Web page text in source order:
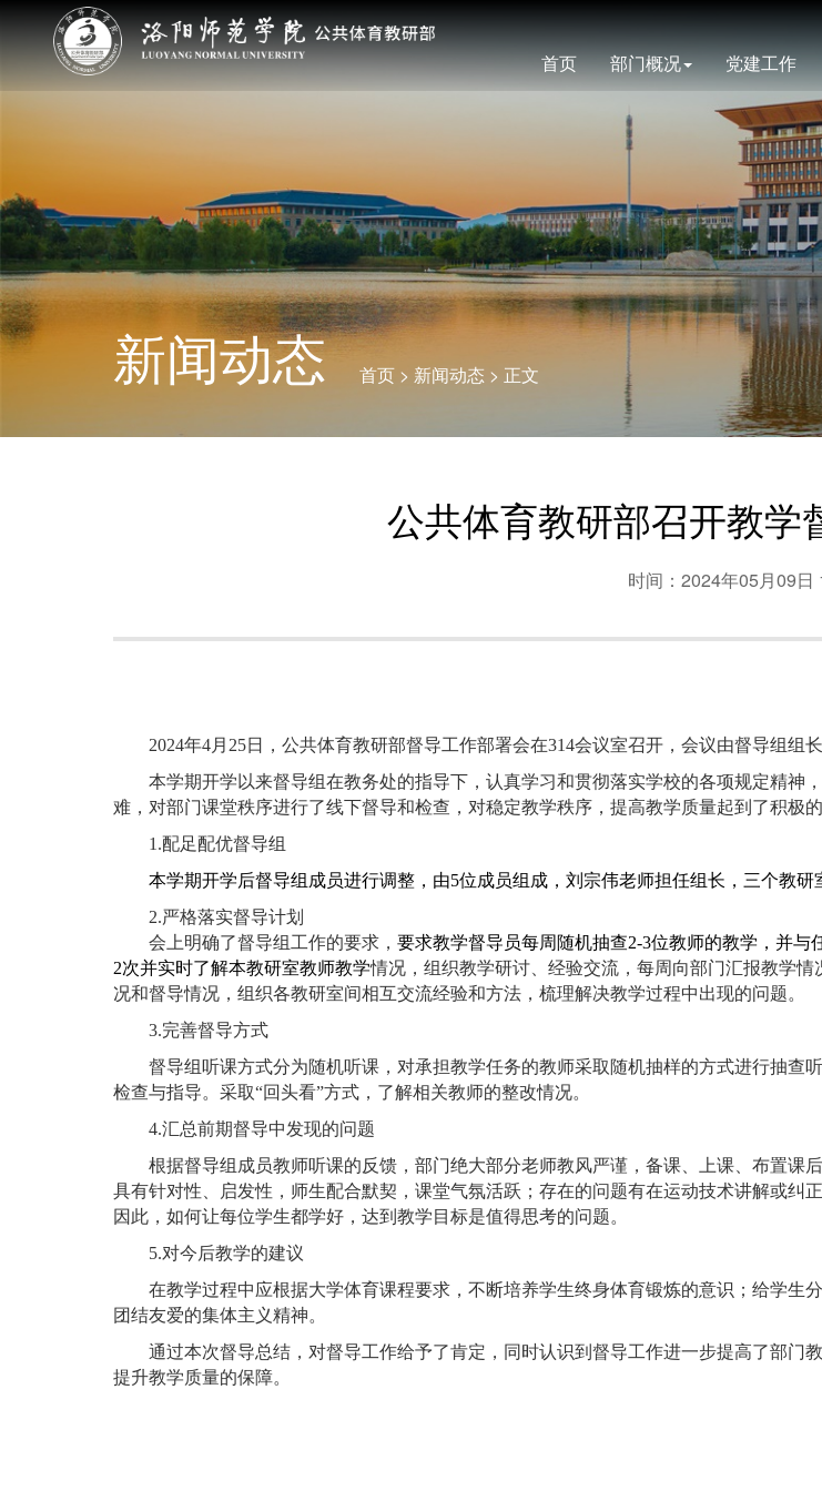
首页 部门概况 党建工作
新闻动态 首页 > 新闻动态 > 正文
公共体育教研部召开教学
时间：2024年05月09日
2024年4月25日，公共体育教研部督导工作部署会在314会议室召开，会议由督导组组
本学期开学以来督导组在教务处的指导下，认真学习和贯彻落实学校的各项规定精神
难，对部门课堂秩序进行了线下督导和检查，对稳定教学秩序，提高教学质量起到了积极
1.配足配优督导组
本学期开学后督导组成员进行调整，由5位成员组成，刘宗伟老师担任组长，三个教研
2.严格落实督导计划
会上明确了督导组工作的要求， 要求教学督导员每周随机抽查2-3位教师的教学，并与
2次并实时了解本教研室教师教学情况，组织教学研讨、经验交流，每周向部门汇报教学
况和督导情况，组织各教研室间相互交流经验和方法，梳理解决教学过程中出现的问题。
3.完善督导方式
督导组听课方式分为随机听课，对承担教学任务的教师采取随机抽样的方式进行抽查
检查与指导。采取“回头看”方式，了解相关教师的整改情况。
4.汇总前期督导中发现的问题
根据督导组成员教师听课的反馈，部门绝大部分老师教风严谨，备课、上课、布置课
具有针对性、启发性，师生配合默契，课堂气氛活跃；存在的问题有在运动技术讲解或纠
因此，如何让每位学生都学好，达到教学目标是值得思考的问题。
5.对今后教学的建议
在教学过程中应根据大学体育课程要求，不断培养学生终身体育锻炼的意识；给学生
团结友爱的集体主义精神。
通过本次督导总结，对督导工作给予了肯定，同时认识到督导工作进一步提高了部
提升教学质量的保障。